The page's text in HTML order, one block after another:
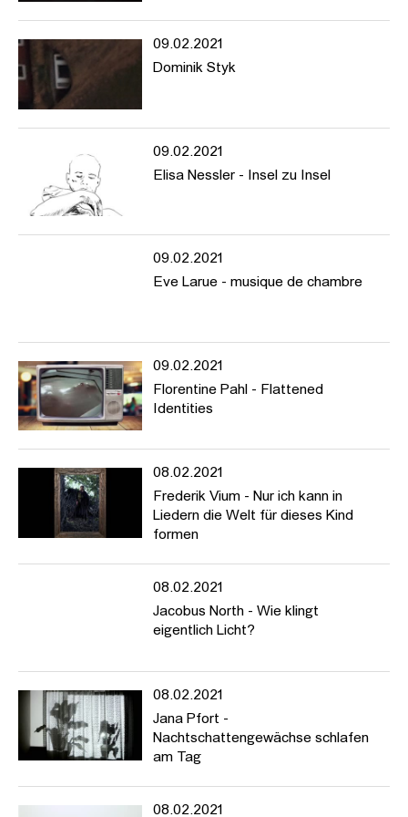
09.02.2021
Dominik Styk
09.02.2021
Elisa Nessler - Insel zu Insel
09.02.2021
Eve Larue - musique de chambre
09.02.2021
Florentine Pahl - Flattened
Identities
08.02.2021
Frederik Vium - Nur ich kann in
Liedern die Welt für dieses Kind
formen
08.02.2021
Jacobus North - Wie klingt
eigentlich Licht?
08.02.2021
Jana Pfort -
Nachtschattengewächse schlafen
am Tag
08.02.2021